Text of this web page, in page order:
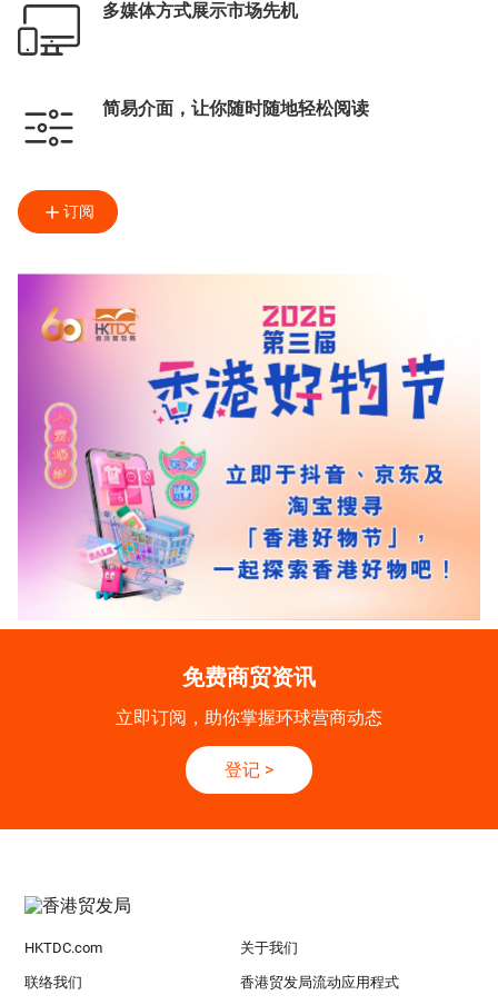
多媒体方式展示市场先机
简易介面，让你随时随地轻松阅读
订阅
免费商贸资讯
立即订阅，助你掌握环球营商动态
登记 >
HKTDC.com 关于我们
联络我们 香港贸发局流动应用程式